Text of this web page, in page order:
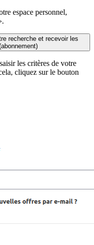
espace personnel,
recherche et recevoir les
les critères de votre
cliquez sur le bouton